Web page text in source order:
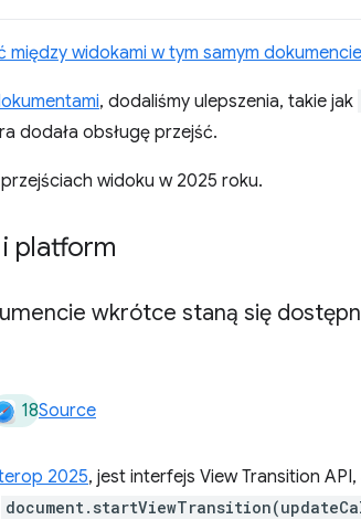
między widokami w tym samym dokumencie
, dodaliśmy ulepszenia, takie jak
dodała obsługę przejść.
widoku w 2025 roku.
platform
wkrótce staną się
18Source
2025, jest interfejs View Transition